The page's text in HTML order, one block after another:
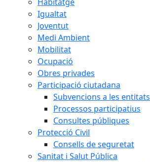
Igualtat
Joventut
Medi Ambient
Mobilitat
Ocupació
Obres privades
Participació ciutadana
Subvencions a les entitats
Processos participatius
Consultes públiques
Protecció Civil
Consells de seguretat
Sanitat i Salut Pública